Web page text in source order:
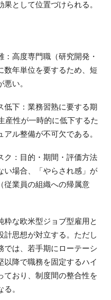
として位置づけられる。
高度専門職（研究開発・
数年単位を要するため、短
い。
低下：業務習熟に要する期
産性が一時的に低下するた
ル整備が不可欠である。
ク：目的・期間・評価方法
い場合、「やらされ感」が
（従業員の組織への帰属意
粋な欧米型ジョブ型雇用と
計思想が対立する。ただし
では、若手期にローテーシ
以降で職務を固定するハイ
ており、制度間の整合性を
。